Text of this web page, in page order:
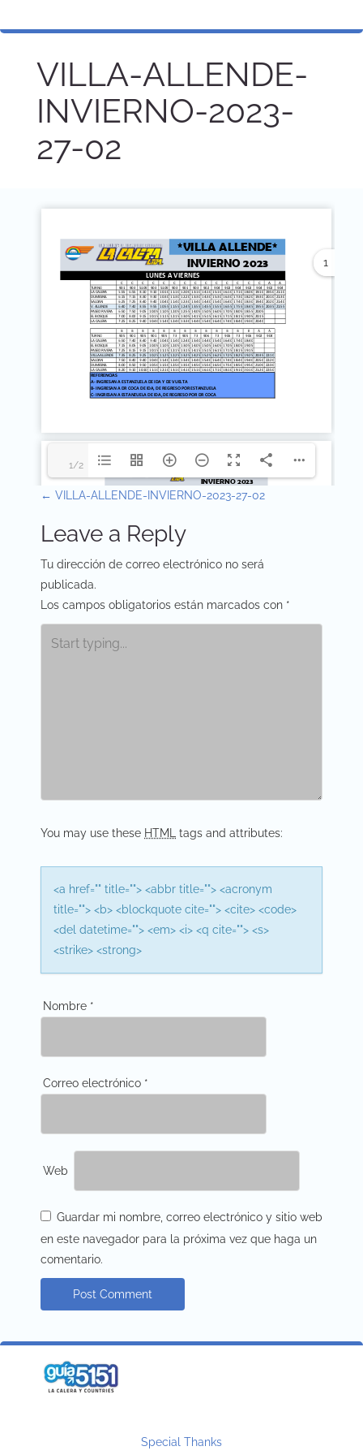
VILLA-ALLENDE-
INVIERNO-2023-
27-02
1
1/2
P
o
s
t
n
a
t
i
o
n
← VILLA-ALLENDE-INVIERNO-2023-27-02
Leave a Reply
Tu dirección de correo electrónico no será
publicada.
Los campos obligatorios están marcados con *
You may use these HTML tags and attributes:
<a href="" title=""> <abbr title=""> <acronym
title=""> <b> <blockquote cite=""> <cite> <code>
<del datetime=""> <em> <i> <q cite=""> <s>
<strike> <strong>
Nombre *
Correo electrónico *
Web
Guardar mi nombre, correo electrónico y sitio web
en este navegador para la próxima vez que haga un
comentario.
Special Thanks